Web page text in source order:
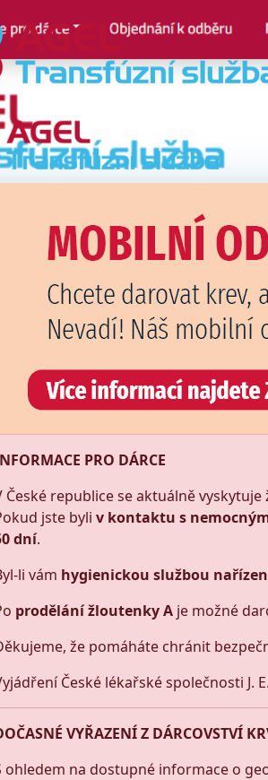
PRO DÁRCE
České republice se aktuálně
jste byli v kontaktu s
dní.
li vám hygienickou službou
prodělání žloutenky A je možné
že pomáháte chránit
České lékařské společnosti
VYŘAZENÍ Z DÁRCOVSTVÍ
ohledem na dostupné informace o